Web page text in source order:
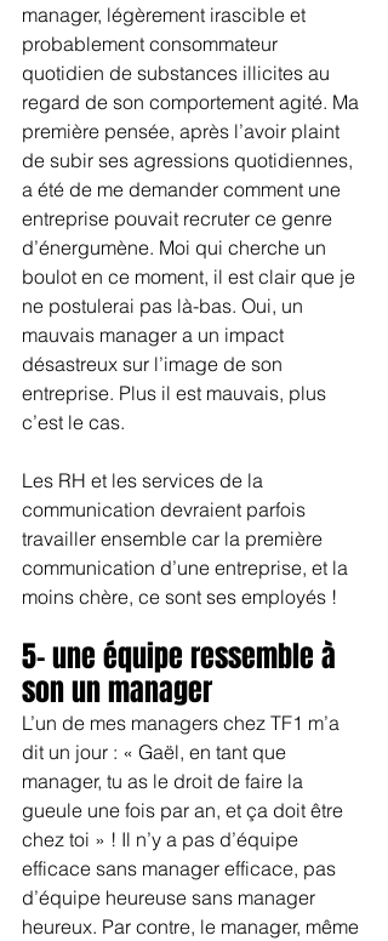
manager, légèrement irascible et
probablement consommateur
quotidien de substances illicites au
regard de son comportement agité. Ma
première pensée, après l’avoir plaint
de subir ses agressions quotidiennes,
a été de me demander comment une
entreprise pouvait recruter ce genre
d’énergumène. Moi qui cherche un
boulot en ce moment, il est clair que je
ne postulerai pas là-bas. Oui, un
mauvais manager a un impact
désastreux sur l’image de son
entreprise. Plus il est mauvais, plus
c’est le cas.
Les RH et les services de la
communication devraient parfois
travailler ensemble car la première
communication d’une entreprise, et la
moins chère, ce sont ses employés !
5- une équipe ressemble à
son un manager
L’un de mes managers chez TF1 m’a
dit un jour : « Gaël, en tant que
manager, tu as le droit de faire la
gueule une fois par an, et ça doit être
chez toi » ! Il n’y a pas d’équipe
efficace sans manager efficace, pas
d’équipe heureuse sans manager
heureux. Par contre, le manager, même